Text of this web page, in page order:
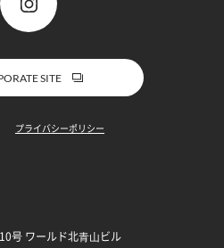
SITE
プライバシーポリシー
号 ワールド北⻘⼭ビル